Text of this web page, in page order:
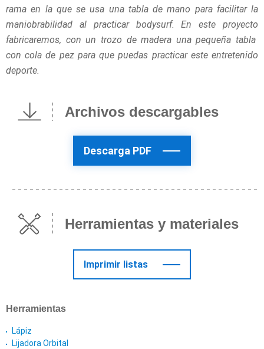
rama en la que se usa una tabla de mano para facilitar la
maniobrabilidad al practicar bodysurf. En este proyecto
fabricaremos, con un trozo de madera una pequeña tabla
con cola de pez para que puedas practicar este entretenido
deporte.
Archivos descargables
Descarga PDF
Herramientas y materiales
Imprimir listas
Herramientas
Lápiz
Lijadora Orbital